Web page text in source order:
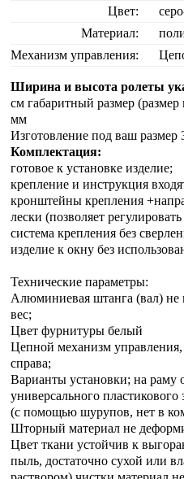
Цвет:
Материал:
Механизм управления:
Ширина и высота ролеты
см габаритный размер
мм
Изготовление под ваш размер
Комплектация:
готовое к установке изделие;
крепление и инструкция
кронштейны крепления
лески (позволяет
система крепления без
изделие к окну без
Технические параметры:
Алюминиевая штанга (вал) не
вес;
Цвет фурнитуры белый
Цепной механизм
справа;
Варианты установки; на
универсального
(с помощью шурупов, нет в
Шторный материал не
Цвет ткани устойчив к
пыль, достаточно сухой или